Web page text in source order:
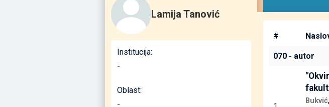
Lamija Tanović
Institucija:
-
Oblast:
-
#
070 - autor
Bukvić